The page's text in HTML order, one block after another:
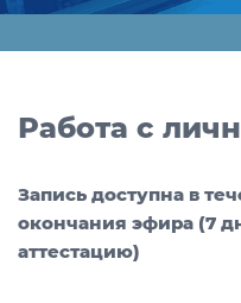
Работа с
Запись доступна в
окончания эфира (7
аттестацию)